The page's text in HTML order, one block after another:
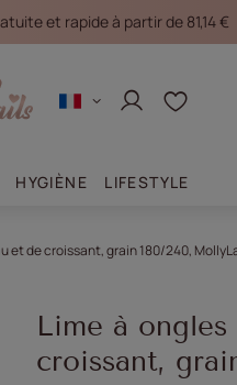
et rapide à partir de 81,14 €
Se connecter
Listes
HYGIÈNE LIFESTYLE
et de croissant, grain 180/240,
Lime à
croissant,